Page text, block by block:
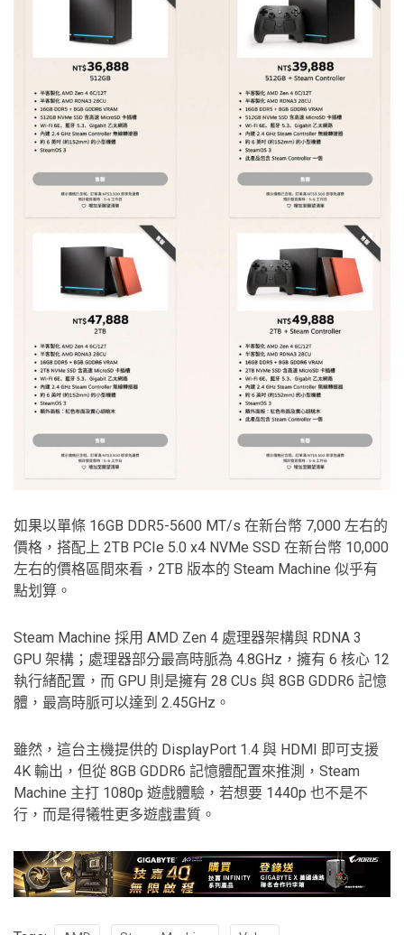
如果以單條 16GB DDR5-5600 MT/s 在新台幣 7,000 左右的
價格，搭配上 2TB PCIe 5.0 x4 NVMe SSD 在新台幣 10,000
左右的價格區間來看，2TB 版本的 Steam Machine 似乎有
點划算。
Steam Machine 採用 AMD Zen 4 處理器架構與 RDNA 3
GPU 架構；處理器部分最高時脈為 4.8GHz，擁有 6 核心 12
執行緒配置，而 GPU 則是擁有 28 CUs 與 8GB GDDR6 記憶
體，最高時脈可以達到 2.45GHz。
雖然，這台主機提供的 DisplayPort 1.4 與 HDMI 即可支援
4K 輸出，但從 8GB GDDR6 記憶體配置來推測，Steam
Machine 主打 1080p 遊戲體驗，若想要 1440p 也不是不
行，而是得犧牲更多遊戲畫質。